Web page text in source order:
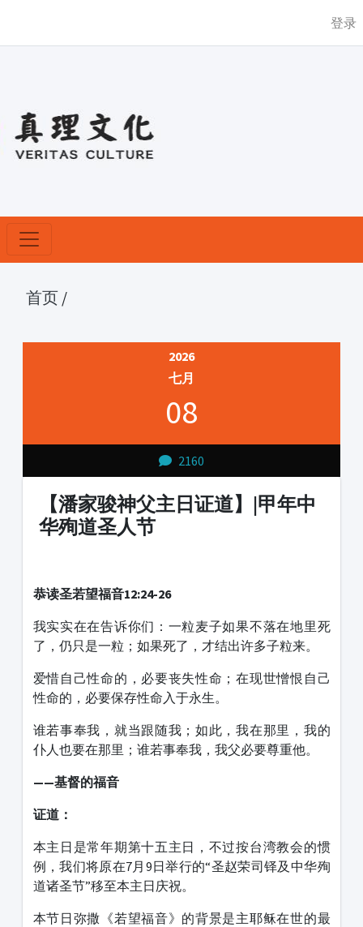
登录
首页 /
2026
七月
08
2160
【潘家骏神父主日证道】|甲年中
华殉道圣人节
恭读圣若望福音12:24-26
我实实在在告诉你们：一粒麦子如果不落在地里死
了，仍只是一粒；如果死了，才结出许多子粒来。
爱惜自己性命的，必要丧失性命；在现世憎恨自己
性命的，必要保存性命入于永生。
谁若事奉我，就当跟随我；如此，我在那里，我的
仆人也要在那里；谁若事奉我，我父必要尊重他。
——基督的福音
证道：
本主日是常年期第十五主日，不过按台湾教会的惯
例，我们将原在7月9日举行的“圣赵荣司铎及中华殉
道诸圣节”移至本主日庆祝。
本节日弥撒《若望福音》的背景是主耶稣在世的最